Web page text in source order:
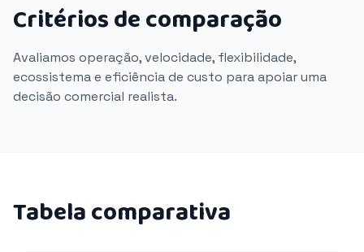
Critérios de comparação
Avaliamos operação, velocidade, flexibilidade,
ecossistema e eficiência de custo para apoiar uma
decisão comercial realista.
Tabela comparativa